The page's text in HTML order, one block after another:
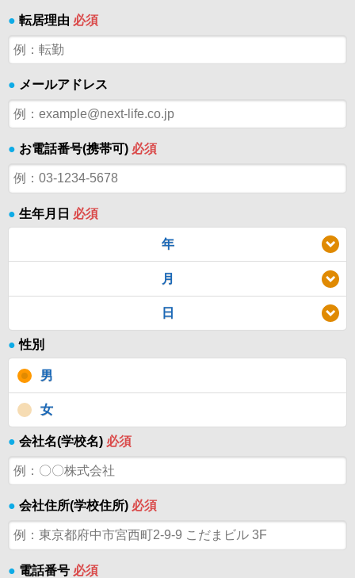
● 転居理由 必須
● メールアドレス
● お電話番号(携帯可) 必須
● 生年月日 必須
年
月
日
● 性別
男
女
● 会社名(学校名) 必須
● 会社住所(学校住所) 必須
● 電話番号 必須